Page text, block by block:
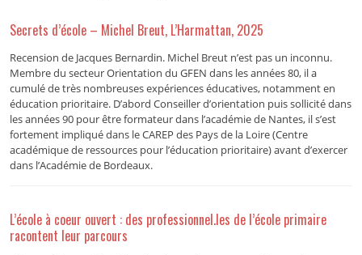
Secrets d’école – Michel Breut, L’Harmattan, 2025
Recension de Jacques Bernardin. Michel Breut n’est pas un inconnu.
Membre du secteur Orientation du GFEN dans les années 80, il a
cumulé de très nombreuses expériences éducatives, notamment en
éducation prioritaire. D’abord Conseiller d’orientation puis sollicité dans
les années 90 pour être formateur dans l’académie de Nantes, il s’est
fortement impliqué dans le CAREP des Pays de la Loire (Centre
académique de ressources pour l’éducation prioritaire) avant d’exercer
dans l’Académie de Bordeaux.
L’école à coeur ouvert : des professionnel.les de l’école primaire
racontent leur parcours